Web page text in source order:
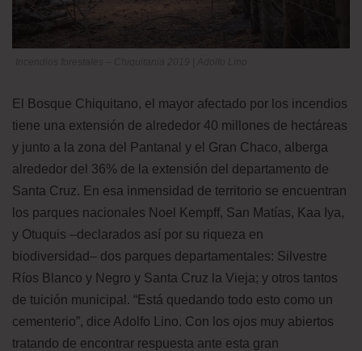
El Bosque Chiquitano, el mayor afectado por los incendios
tiene una extensión de alrededor 40 millones de hectáreas
y junto a la zona del Pantanal y el Gran Chaco, alberga
alrededor del 36% de la extensión del departamento de
Santa Cruz. En esa inmensidad de territorio se encuentran
los parques nacionales Noel Kempff, San Matías, Kaa Iya,
y Otuquis –declarados así por su riqueza en
biodiversidad– dos parques departamentales: Silvestre
Ríos Blanco y Negro y Santa Cruz la Vieja; y otros tantos
de tuición municipal. “Está quedando todo esto como un
cementerio”, dice Adolfo Lino. Con los ojos muy abiertos
tratando de encontrar respuesta ante esta gran